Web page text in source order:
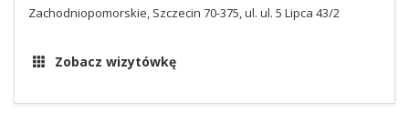
Zachodniopomorskie, Szczecin 70-375, ul. ul. 5 Lipca 43/2
Zobacz wizytówkę